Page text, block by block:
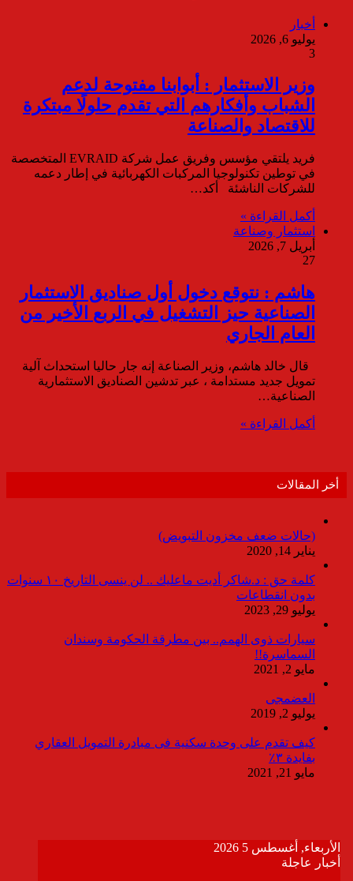
أخبار
يوليو 6, 2026
3
وزير الاستثمار : أبوابنا مفتوحة لدعم
الشباب وأفكارهم التي تقدم حلولًا مبتكرة
للاقتصاد والصناعة
فريد يلتقي مؤسس وفريق عمل شركة EVRAID المتخصصة
في توطين تكنولوجيا المركبات الكهربائية في إطار دعمه
للشركات الناشئة أكد…
أكمل القراءة »
استثمار وصناعة
أبريل 7, 2026
27
هاشم : نتوقع دخول أول صناديق الاستثمار
الصناعية حيز التشغيل في الربع الأخير من
العام الجاري
قال خالد هاشم، وزير الصناعة إنه جار حاليا استحداث آلية
تمويل جديد مستدامة ، عبر تدشين الصناديق الاستثمارية
الصناعية…
أكمل القراءة »
أخر المقالات
(حالات ضعف مخزون التبويض)
يناير 14, 2020
كلمة حق : د.شاكر أديت ماعليك .. لن ينسى التاريخ ١٠ سنوات
بدون انقطاعات
يوليو 29, 2023
سيارات ذوى الهمم.. بين مطرقة الحكومة وسندان
السماسرة!!
مايو 2, 2021
العضمجى
يوليو 2, 2019
كيف تقدم على وحدة سكنية فى مبادرة التمويل العقاري
بفايدة ٣٪
مايو 21, 2021